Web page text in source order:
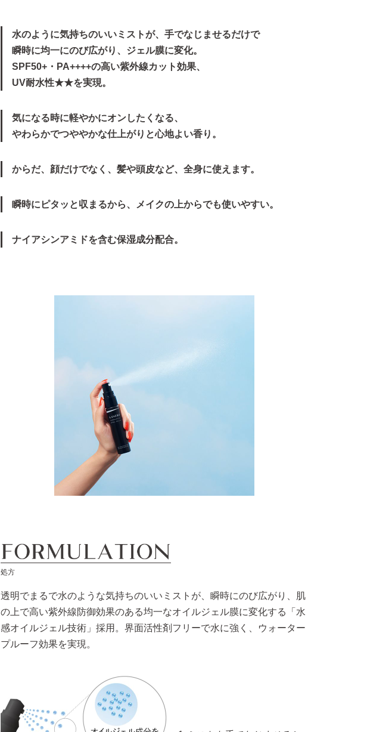
水のように気持ちのいいミストが、手でなじませるだけで
瞬時に均一にのび広がり、ジェル膜に変化。
SPF50+・PA++++の高い紫外線カット効果、
UV耐水性★★を実現。
気になる時に軽やかにオンしたくなる、
やわらかでつややかな仕上がりと心地よい香り。
からだ、顔だけでなく、髪や頭皮など、全身に使えます。
瞬時にピタッと収まるから、メイクの上からでも使いやすい。
ナイアシンアミドを含む保湿成分配合。
処方
透明でまるで水のような気持ちのいいミストが、瞬時にのび広がり、肌
の上で高い紫外線防御効果のある均一なオイルジェル膜に変化する「水
感オイルジェル技術」採用。界面活性剤フリーで水に強く、ウォーター
プルーフ効果を実現。